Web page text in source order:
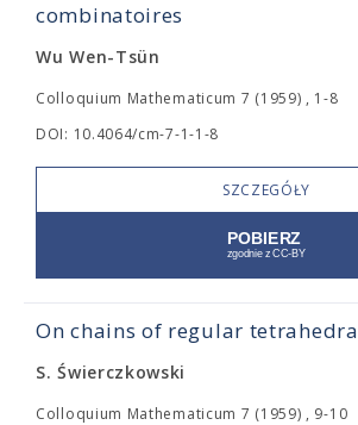
combinatoires
Wu Wen-Tsün
Colloquium Mathematicum 7 (1959) , 1-8
DOI: 10.4064/cm-7-1-1-8
SZCZEGÓŁY
On chains of regular tetrahedra
S. Świerczkowski
Colloquium Mathematicum 7 (1959) , 9-10